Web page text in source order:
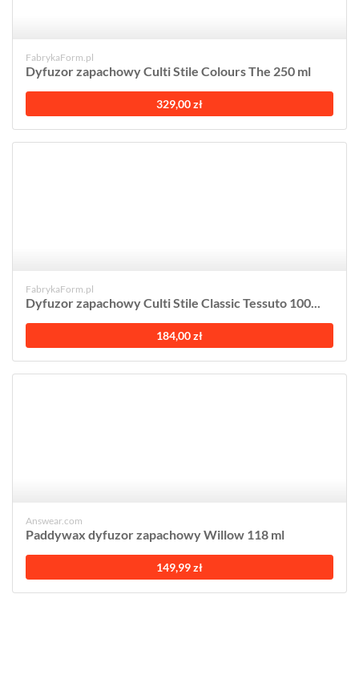
FabrykaForm.pl
Dyfuzor zapachowy Culti Stile Colours The 250 ml
329,00 zł
FabrykaForm.pl
Dyfuzor zapachowy Culti Stile Classic Tessuto 100...
184,00 zł
Answear.com
Paddywax dyfuzor zapachowy Willow 118 ml
149,99 zł